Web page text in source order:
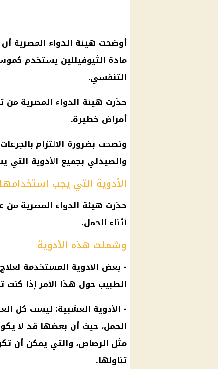
أوضحت هيئة الدواء المصرية
مادة الثيوفيللين يستخدم
التنفسي.
حذرت هيئة الدواء المصرية من
أمراض خطيرة.
ونصحت بضرورة الالتزام
والصيدلي بجميع الأدوية
الأدوية التي يجب
حذرت هيئة الدواء المصرية من
أثناء الحمل.
وشملت هذه الأدوية:
- بعض الأدوية المستخدمة
الطبيب حول هذا الأمر إذا
- الأدوية العشبية: ليست كل
الحمل، حيث أن بعضها قد لا
مثل الرصاص، والتي يمكن أن
تناولها.